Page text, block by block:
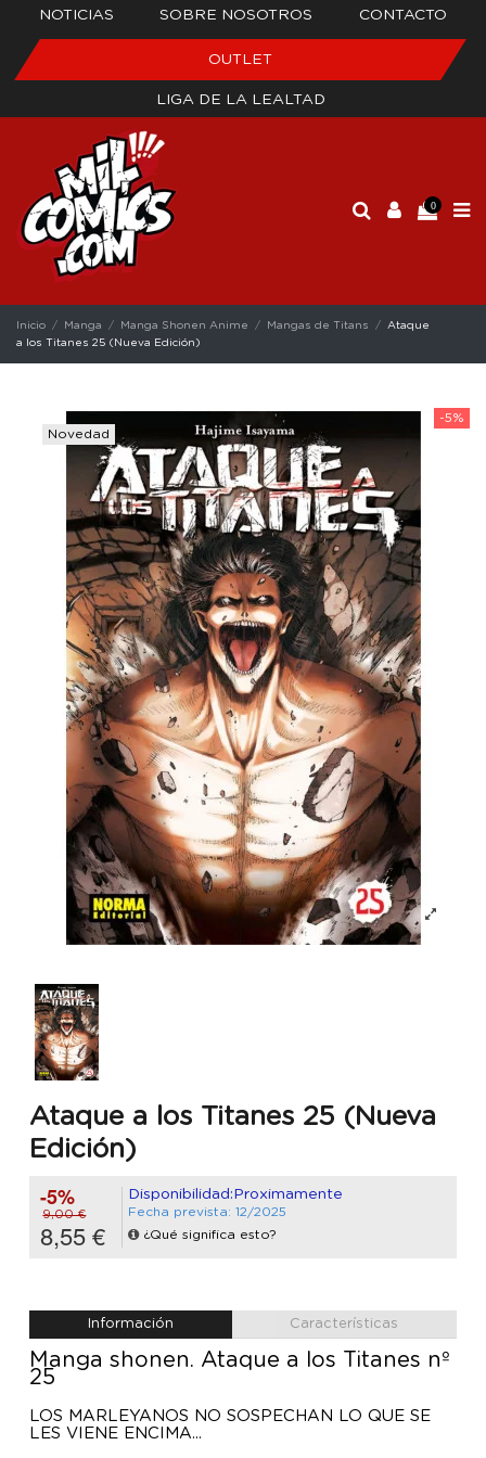
NOTICIAS SOBRE NOSOTROS CONTACTO
OUTLET
LIGA DE LA LEALTAD
0
Inicio Manga Manga Shonen Anime Mangas de Titans
Ataque
a los Titanes 25 (Nueva Edición)
-5%
Novedad
Ataque a los Titanes 25 (Nueva
Edición)
-5%
9,00 €
8,55 €
Disponibilidad:Proximamente
Fecha prevista: 12/2025
¿Qué significa esto?
Información Características
Manga shonen. Ataque a los Titanes nº
25
LOS MARLEYANOS NO SOSPECHAN LO QUE SE
LES VIENE ENCIMA...